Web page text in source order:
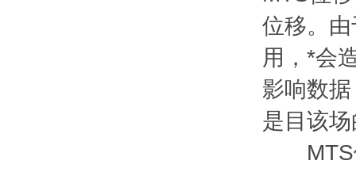
位移。
用，*会
影响数
是目该
MTS位